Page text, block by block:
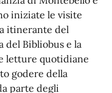
iniziate le visite
itinerante del
del Bibliobus e la
letture quotidiane
godere della
parte degli